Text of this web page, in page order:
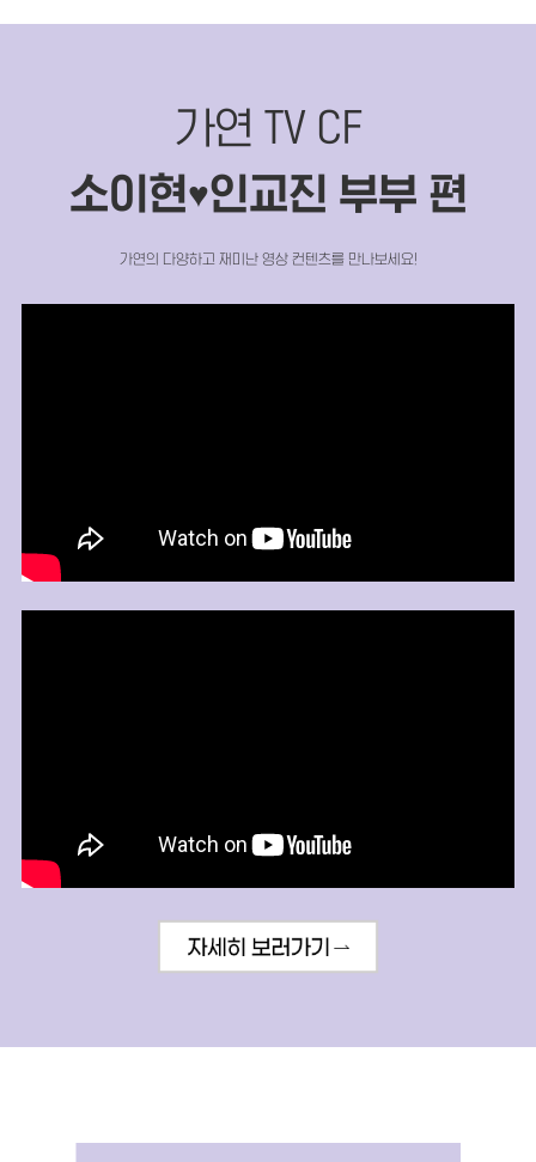
가연 TV CF
소이현♥인교진 부부 편
가연의 다양하고 재미난 영상 컨텐츠를 만나보세요!